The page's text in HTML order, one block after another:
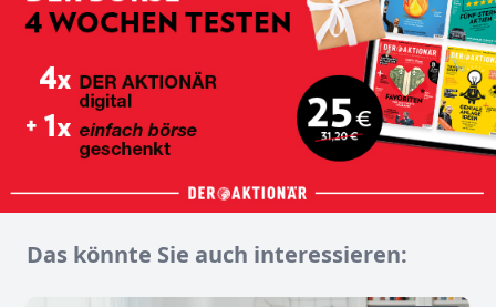
Das könnte Sie auch interessieren: